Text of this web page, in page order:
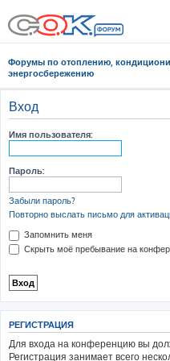
Форумы по отоплению,
энергосбережению
Вход
Имя пользователя:
Пароль:
Забыли пароль?
Повторно выслать письмо для
Запомнить меня
Скрыть моё пребывание на
РЕГИСТРАЦИЯ
Для входа на конференцию вы
Регистрация занимает всего